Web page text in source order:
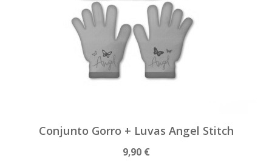
Conjunto Gorro + Luvas Angel Stitch
9,90 €